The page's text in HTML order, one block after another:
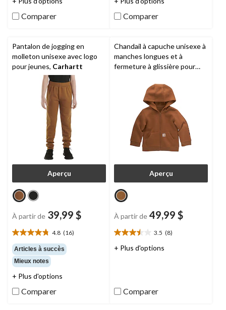
5.
1
évaluation
Comparer
5.
Comparer
Pantalon de jogging en
molleton unisexe avec logo
pour jeunes, Carhartt
Aperçu
À partir de 39,99 $
4.8 (16)
4.8
étoile(s)
sur
5.
16
Articles à succès
Mieux notes
+ Plus d'options
Comparer
Chandail à capuche unisexe à
manches longues et à
fermeture à glissière pour
Aperçu
À partir de 49,99 $
3.5 (8)
3.5
étoile(s)
+ Plus d'options
Comparer